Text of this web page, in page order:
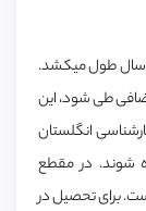
در حالت کلی و معمول دوره کارشناسی در انگلستان ۳ سال طول میکشد.
طی شود، این
انگلستان
شوند. در مقطع
حداقل ۶ مورد نیاز است. برای تحصیل در